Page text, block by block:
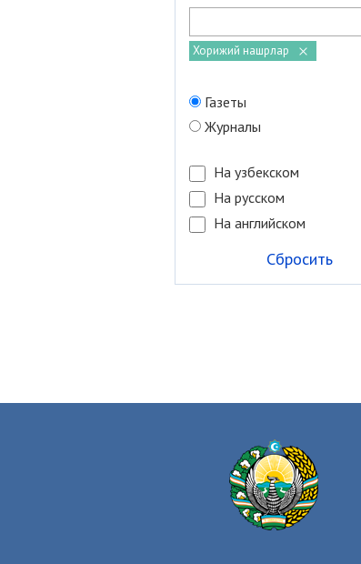
Хорижий нашрлар
Газеты
Журналы
На узбекском
На русском
На английском
Сбросить